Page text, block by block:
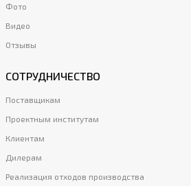
Фото
Видео
Отзывы
СОТРУДНИЧЕСТВО
Поставщикам
Проектным институтам
Клиентам
Дилерам
Реализация отходов производства